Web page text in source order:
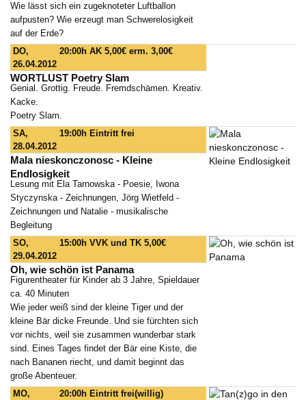
Wie lässt sich ein zugeknoteter Luftballon
aufpusten? Wie erzeugt man Schwerelosigkeit
auf der Erde?
DO,
26.04.2012
20:00h AK 5,00€ erm. 3,00€
WORTLUST Poetry Slam
Genial. Grottig. Freude. Fremdschämen. Kreativ.
Kacke.
Poetry Slam.
SA,
28.04.2012
19:00h Eintritt frei
Mala nieskonczonosc - Kleine
Endlosigkeit
Lesung mit Ela Tarnowska - Poesie, Iwona
Styczynska - Zeichnungen, Jörg Wietfeld -
Zeichnungen und Natalie - musikalische
Begleitung
SO,
29.04.2012
15:00h VVK und TK 5,00€
Oh, wie schön ist Panama
Figurentheater für Kinder ab 3 Jahre, Spieldauer
ca. 40 Minuten
Wie jeder weiß sind der kleine Tiger und der
kleine Bär dicke Freunde. Und sie fürchten sich
vor nichts, weil sie zusammen wunderbar stark
sind. Eines Tages findet der Bär eine Kiste, die
nach Bananen riecht, und damit beginnt das
große Abenteuer.
MO,
20:00h Eintritt frei(willig)